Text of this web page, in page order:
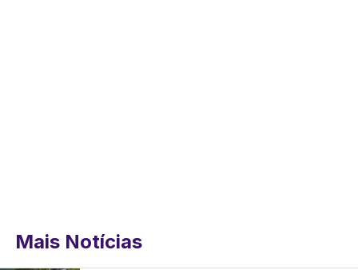
Mais Notícias